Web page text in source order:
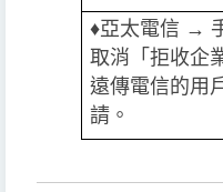
♦️️亞太電信 →
取消「拒收企
遠傳電信的用
請。